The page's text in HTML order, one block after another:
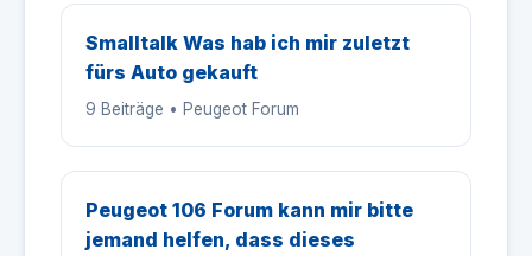
Smalltalk Was hab ich mir zuletzt
fürs Auto gekauft
9 Beiträge • Peugeot Forum
Peugeot 106 Forum kann mir bitte
jemand helfen, dass dieses